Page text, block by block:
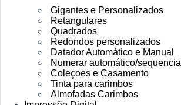
Gigantes e Personalizados
Retangulares
Quadrados
Redondos personalizados
Datador Automático e Manual
Numerar automático/sequencial
Coleçoes e Casamento
Tinta para carimbos
Almofadas Carimbos